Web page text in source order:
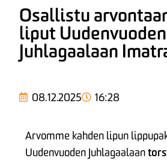
Osallistu
liput Uudenvuoden
Juhlagaalaan
08.12.2025 16:28
Arvomme kahden lipun
Uudenvuoden Juhlagaalaan